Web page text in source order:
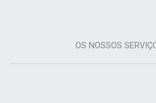
OS NOSSOS